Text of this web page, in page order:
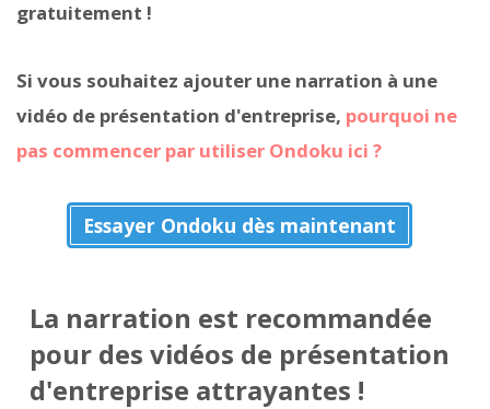
gratuitement !
Si vous souhaitez ajouter une narration à une
vidéo de présentation d'entreprise, pourquoi ne
pas commencer par utiliser Ondoku ici ?
Essayer Ondoku dès maintenant
La narration est recommandée
pour des vidéos de présentation
d'entreprise attrayantes !